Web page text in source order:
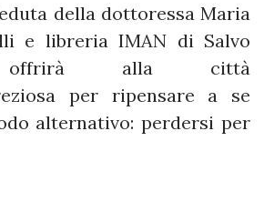
della dottoressa Maria
e libreria IMAN di Salvo
offrirà alla città
per ripensare a se
alternativo: perdersi per